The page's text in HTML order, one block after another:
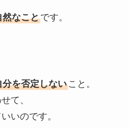
然なことです。
分を否定しないこと。
て、
いのです。